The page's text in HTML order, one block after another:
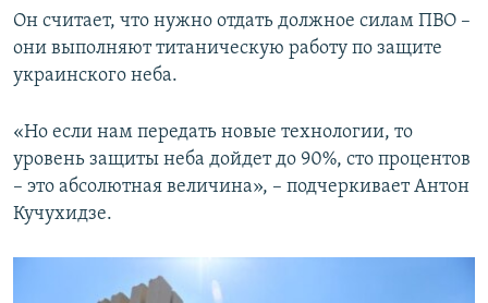
Он считает, что нужно отдать должное силам ПВО –
они выполняют титаническую работу по защите
украинского неба.
«Но если нам передать новые технологии, то
уровень защиты неба дойдет до 90%, сто процентов
– это абсолютная величина», – подчеркивает Антон
Кучухидзе.